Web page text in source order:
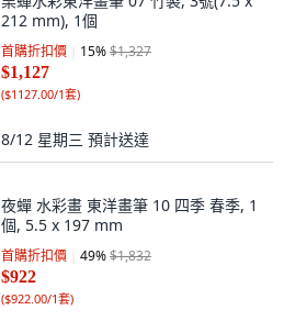
212 mm), 1個
首購折扣價 15%$1,327
$1,127
($1127.00/1套)
8/12 星期三 預計送達
夜蟬 水彩畫 東洋畫筆 10 四季 春季, 1
個, 5.5 x 197 mm
首購折扣價 49%$1,832
$922
($922.00/1套)